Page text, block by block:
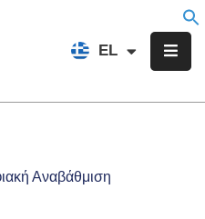
EL
FR
Αναβάθμιση